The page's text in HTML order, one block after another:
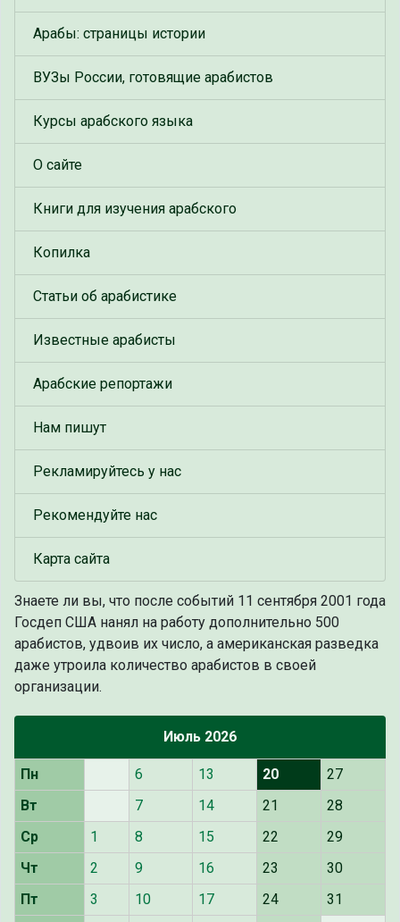
Арабы: страницы истории
ВУЗы России, готовящие арабистов
Курсы арабского языка
О сайте
Книги для изучения арабского
Копилка
Статьи об арабистике
Известные арабисты
Арабские репортажи
Нам пишут
Рекламируйтесь у нас
Рекомендуйте нас
Карта сайта
Знаете ли вы, что после событий 11 сентября 2001 года
Госдеп США нанял на работу дополнительно 500
арабистов, удвоив их число, а американская разведка
даже утроила количество арабистов в своей
организации.
Июль 2026
Пн 6 13 20
27
Вт
7 14 21
28
Ср
1 8 15 22
29
Чт
2 9 16 23
30
Пт
3 10 17 24 31